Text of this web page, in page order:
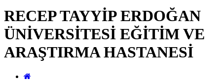
RECEP TAYYİP ERDOĞAN
ÜNİVERSİTESİ EĞİTİM VE
ARAŞTIRMA HASTANESİ